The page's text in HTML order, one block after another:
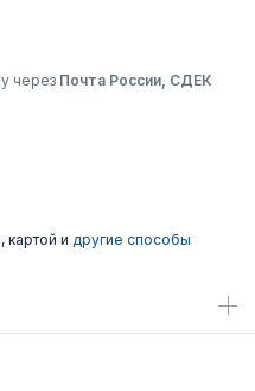
через Почта России, СДЕК
картой и другие способы